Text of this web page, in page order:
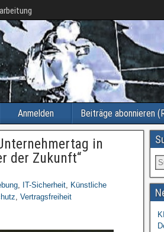
Anmelden Beiträge abonnieren
in
der Zukunft“
, IT-Sicherheit, Künstliche
, Vertragsfreiheit